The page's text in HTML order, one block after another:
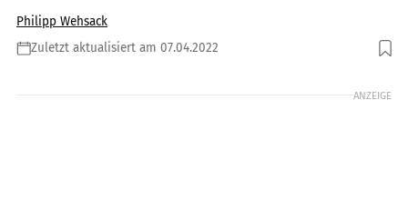
Philipp Wehsack
Zuletzt aktualisiert am 07.04.2022
Foto: Norbert Buduczki / Unsplash.com
ANZEIGE